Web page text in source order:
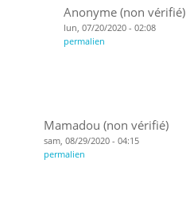
Anonyme (non vérifié)
lun, 07/20/2020 - 02:08
permalien
Mamadou (non vérifié)
sam, 08/29/2020 - 04:15
permalien